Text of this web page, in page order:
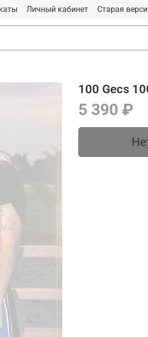
Личный кабинет Старая
100 Gecs
5 390 ₽